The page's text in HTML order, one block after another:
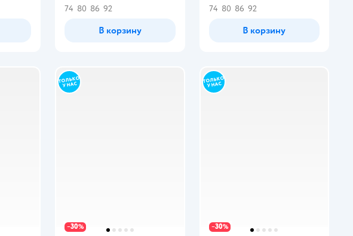
74 80 86 92
В корзину
74 80 86 92
В корзину
−30% −30%